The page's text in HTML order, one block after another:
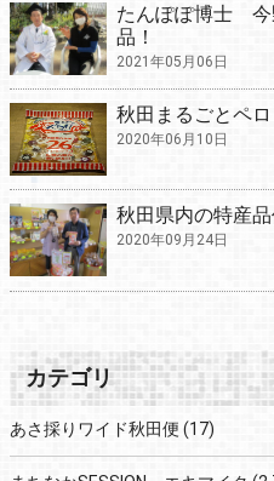
たんぽぽ博士 今
品！
2021年05月06日
秋田まるごとペ
2020年06月10日
秋田県内の特産
2020年09月24日
カテゴリ
あさ採りワイド秋田便 (17)